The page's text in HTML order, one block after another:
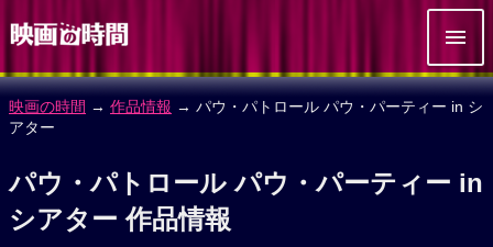
映画の時間 → 作品情報 → パウ・パトロール パウ・パーティー in シ
アター
パウ・パトロール パウ・パーティー in
シアター 作品情報